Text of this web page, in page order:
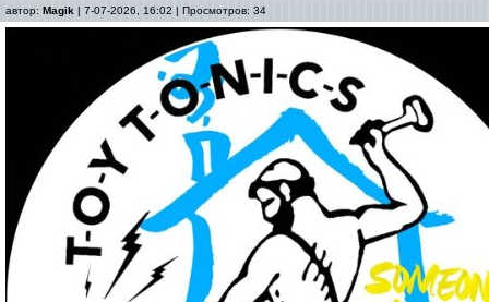
автор: Magik | 7-07-2026, 16:02 | Просмотров: 34